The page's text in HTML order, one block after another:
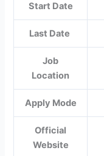
Start Date
Last Date
Job
Location
Apply Mode
Official
Website